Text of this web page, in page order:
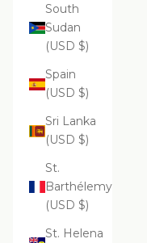
South
Sudan
(USD $)
Spain
(USD $)
Sri Lanka
(USD $)
St.
Barthélemy
(USD $)
St. Helena